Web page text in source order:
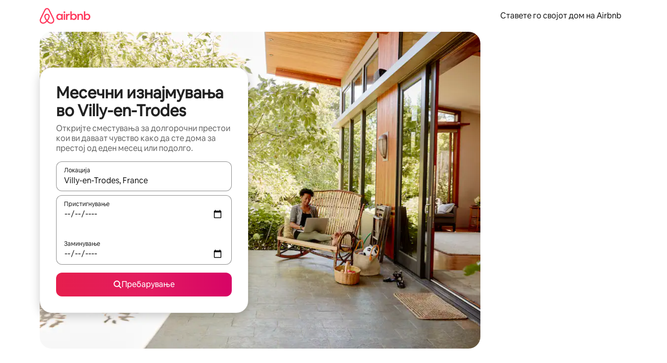
Ставете го својот дом на Airbnb
Месечни изнајмувања
во Villy-en-Trodes
Откријте сместувања за долгорочни престои
кои ви даваат чувство како да сте дома за
престој од еден месец или подолго.
Локација
Кога резултатите се достапни, движете се со копчињата со стрелки нагоре и надолу или истражувајте со допирање или со лизгање.
Пристигнување
Заминување
Пребарување